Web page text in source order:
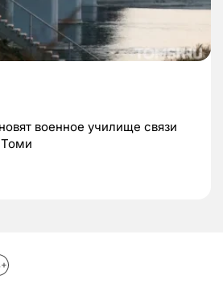
военное училище связи